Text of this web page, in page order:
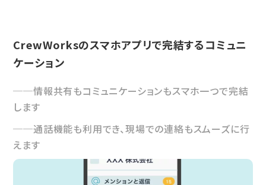
CrewWorksのスマホアプリで完結するコミュニ
ケーション
情報共有もコミュニケーションもスマホ一つで完結
します
通話機能も利用でき、現場での連絡もスムーズに行
えます